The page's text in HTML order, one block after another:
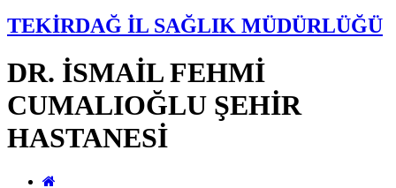
TEKİRDAĞ İL SAĞLIK MÜDÜRLÜĞÜ
DR. İSMAİL FEHMİ
CUMALIOĞLU ŞEHİR
HASTANESİ